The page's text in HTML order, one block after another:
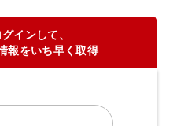
インして、
報をいち早く取得